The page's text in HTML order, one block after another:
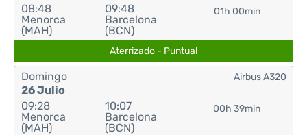
08:48
Menorca
(MAH)
09:48
Barcelona
(BCN)
01h 00min
Aterrizado - Puntual
Domingo
26 Julio
09:28
Menorca
(MAH)
10:07
Barcelona
(BCN)
00h 39min
Airbus A320